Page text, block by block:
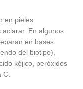
en pieles
aclarar. En algunos
en bases
del biotipo),
kójico, peróxidos
C.